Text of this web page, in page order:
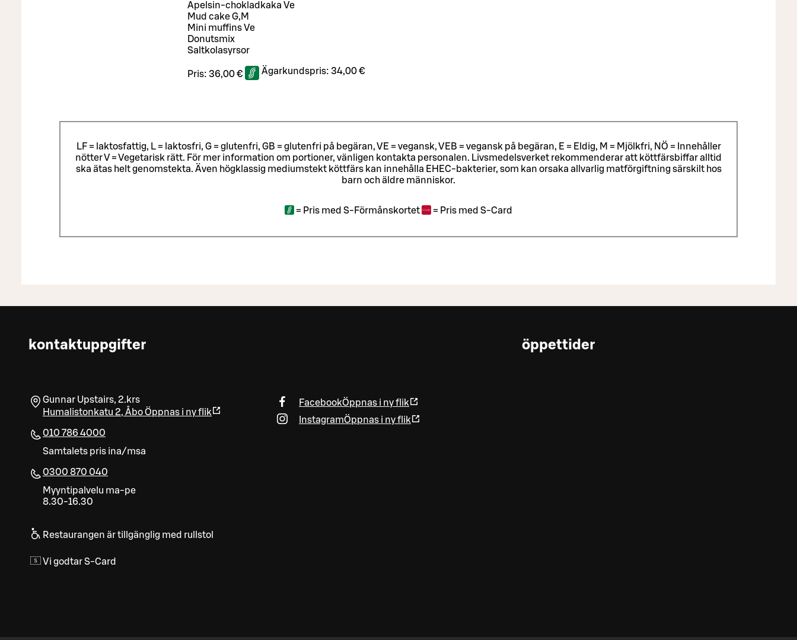
Apelsin-chokladkaka Ve
Mud cake G,M
Mini muffins Ve
Donutsmix
Saltkolasyrsor
Pris: 36,00 € Ägarkundspris: 34,00 €
LF = laktosfattig, L = laktosfri, G = glutenfri, GB = glutenfri på begäran, VE = vegansk, VEB = vegansk på begäran, E = Eldig, M = Mjölkfri, NÖ = Innehåller
nötter V = Vegetarisk rätt. För mer information om portioner, vänligen kontakta personalen. Livsmedelsverket rekommenderar att köttfärsbiffar alltid
ska ätas helt genomstekta. Även högklassig mediumstekt köttfärs kan innehålla EHEC-bakterier, som kan orsaka allvarlig matförgiftning särskilt hos
barn och äldre människor.
= Pris med S-Förmånskortet = Pris med S-Card
kontaktuppgifter
Gunnar Upstairs, 2.krs
Humalistonkatu 2, ÅboÖppnas i ny flik
010 786 4000
Samtalets pris ina/msa
0300 870 040
Myyntipalvelu ma-pe
8.30-16.30
Restaurangen är tillgänglig med rullstol
Vi godtar S-Card
FacebookÖppnas i ny flik
InstagramÖppnas i ny flik
öppettider